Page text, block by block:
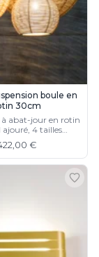
boule en
30cm
à abat-jour en rotin
4 tailles
€